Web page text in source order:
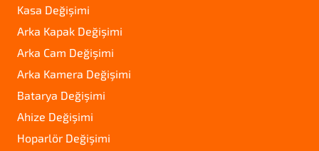
Kasa Değişimi
Arka Kapak Değişimi
Arka Cam Değişimi
Arka Kamera Değişimi
Batarya Değişimi
Ahize Değişimi
Hoparlör Değişimi